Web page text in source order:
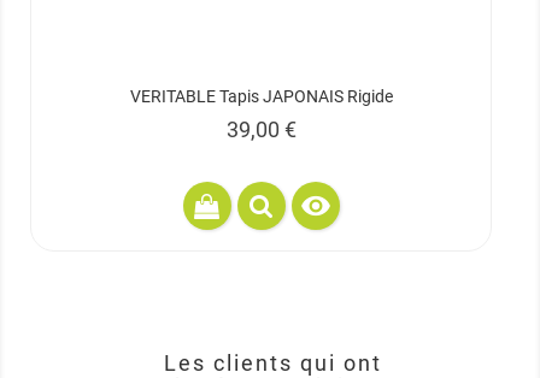
VERITABLE Tapis JAPONAIS Rigide
Prix
39,00 €

Les clients qui ont